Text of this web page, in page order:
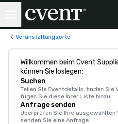
Veranstaltungsorte
Willkommen beim Cvent
können Sie loslegen:
Suchen
Teilen Sie Eventdetails, finden
fügen Sie diese Ihrer Liste hinzu.
Anfrage senden
Überprüfen Sie Ihre
senden Sie eine Anfrage